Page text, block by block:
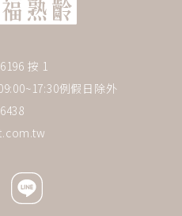
按 1
例假日除外
icon
Line icon